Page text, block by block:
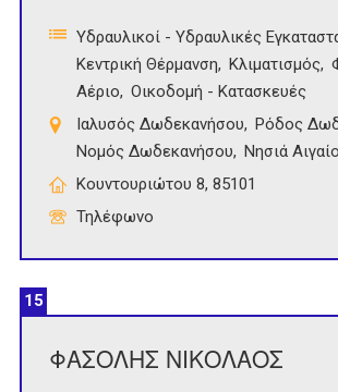
Υδραυλικοί - Υδραυλικές
Κεντρική Θέρμανση
Κλιματισμός
Αέριο
Οικοδομή - Κατασκευές
Ιαλυσός Δωδεκανήσου
Ρόδος
Νομός Δωδεκανήσου
Νησιά
Κουντουριώτου 8, 85101
Τηλέφωνο
15
ΦΑΣΟΛΗΣ ΝΙΚΟΛΑΟΣ